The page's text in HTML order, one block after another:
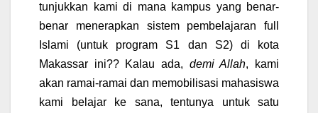
tunjukkan kami di mana kampus yang benar-
benar menerapkan sistem pembelajaran full
Islami (untuk program S1 dan S2) di kota
Makassar ini?? Kalau ada, demi Allah, kami
akan ramai-ramai dan memobilisasi mahasiswa
kami belajar ke sana, tentunya untuk satu